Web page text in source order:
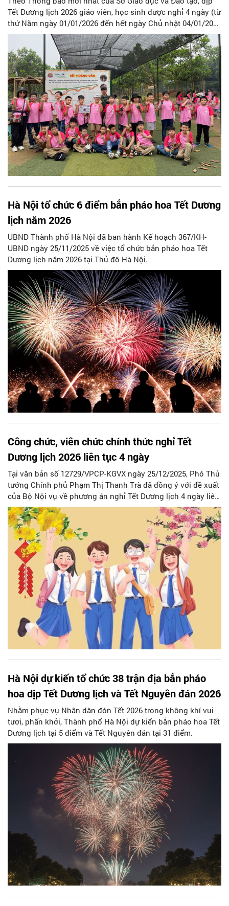
Tết Dương lịch 2026 giáo viên, học sinh được nghỉ 4 ngày (từ
thứ Năm ngày 01/01/2026 đến hết ngày Chủ nhật 04/01/2026
- Làm bù vào thứ Bảy ngày 10/01/2026).
Hà Nội tổ chức 6 điểm bắn pháo hoa Tết Dương
lịch năm 2026
UBND Thành phố Hà Nội đã ban hành Kế hoạch 367/KH-
UBND ngày 25/11/2025 về việc tổ chức bắn pháo hoa Tết
Dương lịch năm 2026 tại Thủ đô Hà Nội.
Công chức, viên chức chính thức nghỉ Tết
Dương lịch 2026 liên tục 4 ngày
Tại văn bản số 12729/VPCP-KGVX ngày 25/12/2025, Phó Thủ
tướng Chính phủ Phạm Thị Thanh Trà đã đồng ý với đề xuất
của Bộ Nội vụ về phương án nghỉ Tết Dương lịch 4 ngày liên
tục.
Hà Nội dự kiến tổ chức 38 trận địa bắn pháo
hoa dịp Tết Dương lịch và Tết Nguyên đán 2026
Nhằm phục vụ Nhân dân đón Tết 2026 trong không khí vui
tươi, phấn khởi, Thành phố Hà Nội dự kiến bắn pháo hoa Tết
Dương lịch tại 5 điểm và Tết Nguyên đán tại 31 điểm.